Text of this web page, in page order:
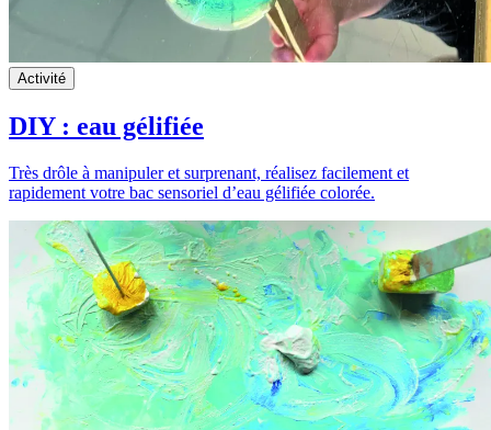
Activité
DIY : eau gélifiée
Très drôle à manipuler et surprenant, réalisez facilement et
rapidement votre bac sensoriel d’eau gélifiée colorée.